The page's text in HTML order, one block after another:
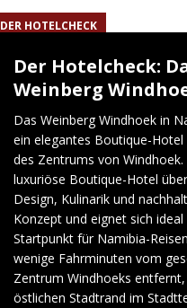
DER HOTELCHECK
Der Hotelcheck:
Weinberg
Das Weinberg Windhoek in
ein elegantes Boutique-Hotel
des Zentrums von Windhoek.
luxuriöse Boutique-Hotel
Design, Kulinarik und
Konzept und eignet sich ideal
Startpunkt für Namibia-
wenige Fahrminuten vom
Zentrum Windhoeks
östlichen Stadtrand im